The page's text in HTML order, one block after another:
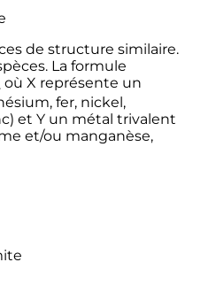
de structure similaire.
. La formule
où X représente un
fer, nickel,
et Y un métal trivalent
et/ou manganèse,